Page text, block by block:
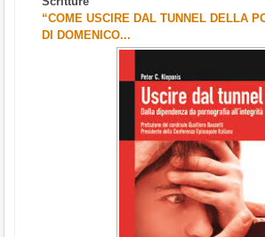
“COME USCIRE DAL TUNNEL DELLA
DI DOMENICO...